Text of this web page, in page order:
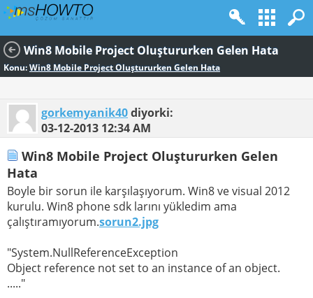
Win8 Mobile Project Oluştururken Gelen Hata
Konu:Win8 Mobile Project Oluştururken Gelen Hata
gorkemyanik40diyorki:
03-12-2013 12:34 AM
Win8 Mobile Project Oluştururken Gelen
Hata
Boyle bir sorun ile karşılaşıyorum. Win8 ve visual 2012
kurulu. Win8 phone sdk larını yükledim ama
çalıştıramıyorum.sorun2.jpg
"System.NullReferenceException
Object reference not set to an instance of an object.
....."